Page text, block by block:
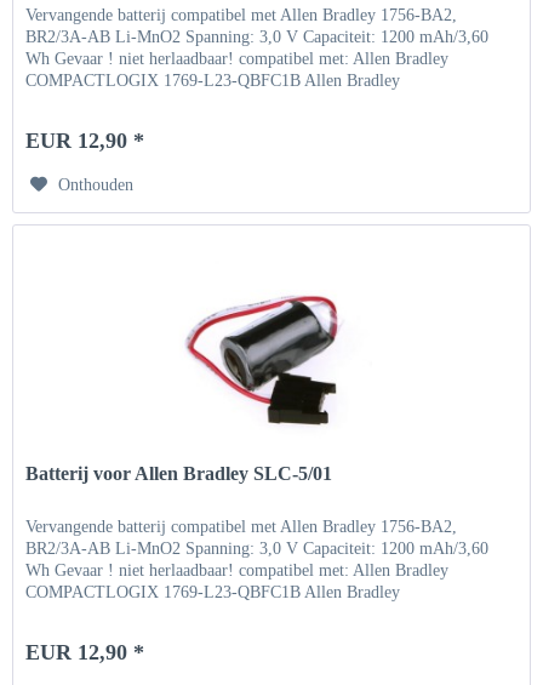
Vervangende batterij compatibel met Allen Bradley 1756-BA2,
BR2/3A-AB Li-MnO2 Spanning: 3,0 V Capaciteit: 1200 mAh/3,60
Wh Gevaar ! niet herlaadbaar! compatibel met: Allen Bradley
COMPACTLOGIX 1769-L23-QBFC1B Allen Bradley
EUR 12,90 *
Onthouden
Batterij voor Allen Bradley SLC-5/01
Vervangende batterij compatibel met Allen Bradley 1756-BA2,
BR2/3A-AB Li-MnO2 Spanning: 3,0 V Capaciteit: 1200 mAh/3,60
Wh Gevaar ! niet herlaadbaar! compatibel met: Allen Bradley
COMPACTLOGIX 1769-L23-QBFC1B Allen Bradley
EUR 12,90 *